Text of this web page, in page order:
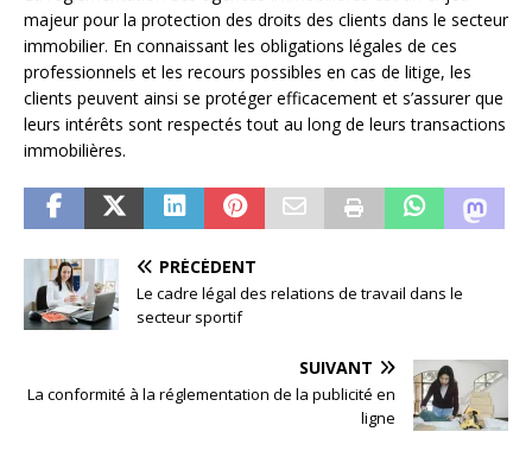
majeur pour la protection des droits des clients dans le secteur
immobilier. En connaissant les obligations légales de ces
professionnels et les recours possibles en cas de litige, les
clients peuvent ainsi se protéger efficacement et s’assurer que
leurs intérêts sont respectés tout au long de leurs transactions
immobilières.
PRÉCÉDENT
Le cadre légal des relations de travail dans le
secteur sportif
SUIVANT
La conformité à la réglementation de la publicité en
ligne